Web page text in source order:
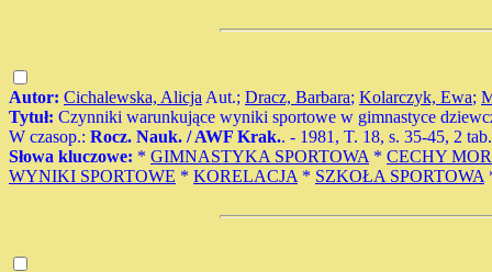
Autor: Cichalewska, Alicja Aut.; Dracz, Barbara; Kolarczyk, Ewa;
Tytuł: Czynniki warunkujące wyniki sportowe w gimnastyce
W czasop.: Rocz. Nauk. / AWF Krak.. - 1981, T. 18, s. 35-45, 2
Słowa kluczowe: * GIMNASTYKA SPORTOWA * CECHY
WYNIKI SPORTOWE * KORELACJA * SZKOŁA SPORTOWA